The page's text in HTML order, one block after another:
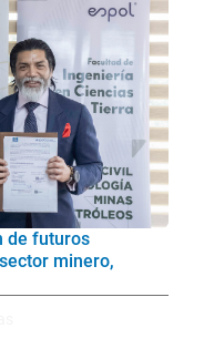
de futuros
minero,